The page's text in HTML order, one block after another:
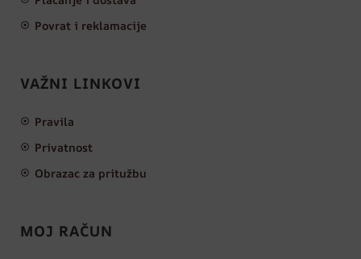
Povrat i reklamacije
VAŽNI LINKOVI
Pravila
Privatnost
Obrazac za pritužbu
MOJ RAČUN